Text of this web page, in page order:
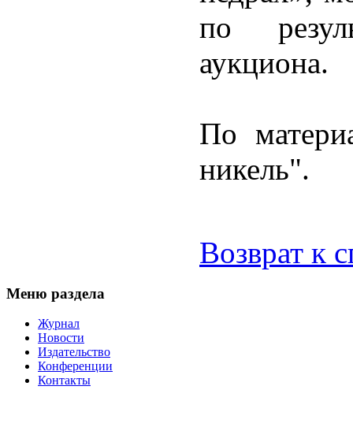
по
аукциона.
По
никель".
Возврат к
Меню раздела
Журнал
Новости
Издательство
Конференции
Контакты